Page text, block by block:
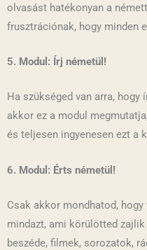
olvasást hatékonyan a
frusztrációnak, hogy minden
5. Modul: Írj németül!
Ha szükséged van arra, hogy
akkor ez a modul
és teljesen ingyenesen ezt a
6. Modul: Érts németül!
Csak akkor mondhatod,
mindazt, ami körülötted
beszéde, filmek, sorozatok,